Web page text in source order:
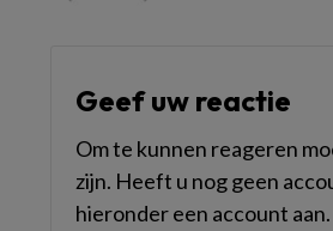
Geef uw reactie
Om te kunnen reageren
zijn. Heeft u nog geen
hieronder een account aan.